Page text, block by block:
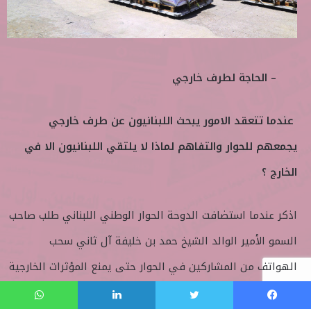
– الحاجة لطرف خارجي
عندما تتعقد الامور يبحث اللبنانيون عن طرف خارجي
يجمعهم للحوار والتفاهم لماذا لا يلتقي اللبنانيون الا في
الخارج ؟
اذكر عندما استضافت الدوحة الحوار الوطني اللبناني طلب صاحب
السمو الأمير الوالد الشيخ حمد بن خليفة آل ثاني سحب
الهواتف من المشاركين في الحوار حتى يمنع المؤثرات الخارجية
عنهم. وهكذا نجح الحوار. في مسيرة لبنان كثير من المواقف